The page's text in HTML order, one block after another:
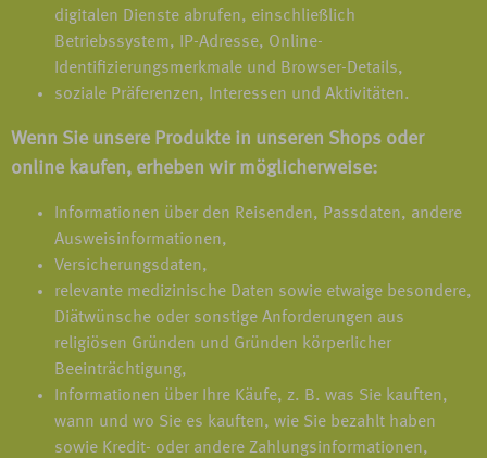
digitalen Dienste abrufen, einschließlich
Betriebssystem, IP-Adresse, Online-
Identifizierungsmerkmale und Browser-Details,
soziale Präferenzen, Interessen und Aktivitäten.
Wenn Sie unsere Produkte in unseren Shops oder
online kaufen, erheben wir möglicherweise:
Informationen über den Reisenden, Passdaten, andere
Ausweisinformationen,
Versicherungsdaten,
relevante medizinische Daten sowie etwaige besondere,
Diätwünsche oder sonstige Anforderungen aus
religiösen Gründen und Gründen körperlicher
Beeinträchtigung,
Informationen über Ihre Käufe, z. B. was Sie kauften,
wann und wo Sie es kauften, wie Sie bezahlt haben
sowie Kredit- oder andere Zahlungsinformationen,